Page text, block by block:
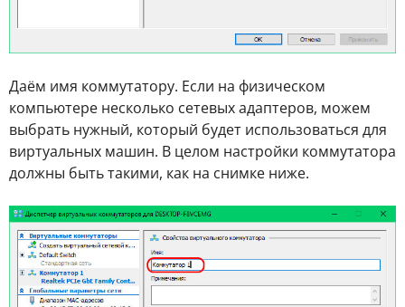
Даём имя коммутатору. Если на физическом
компьютере несколько сетевых адаптеров, можем
выбрать нужный, который будет использоваться для
виртуальных машин. В целом настройки коммутатора
должны быть такими, как на снимке ниже.